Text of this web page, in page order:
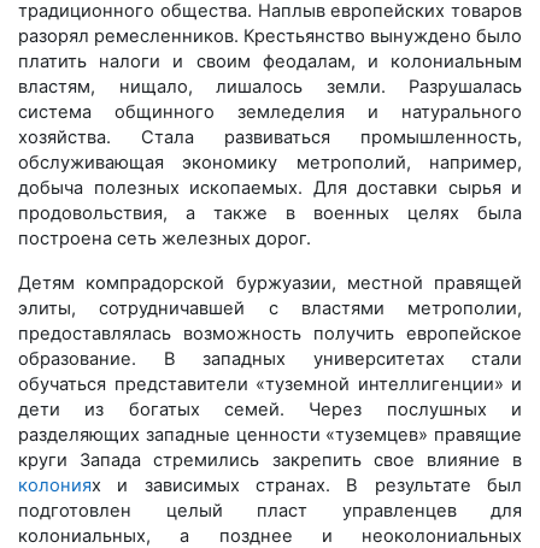
традиционного общества. Наплыв европейских товаров
разорял ремесленников. Крестьянство вынуждено было
платить налоги и своим феодалам, и колониальным
властям, нищало, лишалось земли. Разрушалась
система общинного земледелия и натурального
хозяйства. Стала развиваться промышленность,
обслуживающая экономику метрополий, например,
добыча полезных ископаемых. Для доставки сырья и
продовольствия, а также в военных целях была
построена сеть железных дорог.
Детям компрадорской буржуазии, местной правящей
элиты, сотрудничавшей с властями метрополии,
предоставлялась возможность получить европейское
образование. В западных университетах стали
обучаться представители «туземной интеллигенции» и
дети из богатых семей. Через послушных и
разделяющих западные ценности «туземцев» правящие
круги Запада стремились закрепить свое влияние в
колониях и зависимых странах. В результате был
подготовлен целый пласт управленцев для
колониальных, а позднее и неоколониальных